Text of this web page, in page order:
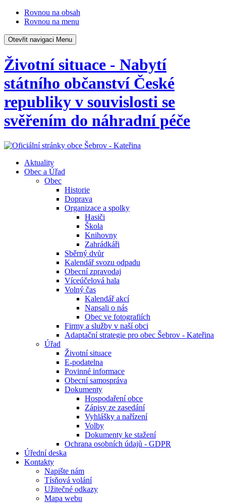
Rovnou na obsah
Rovnou na menu
Otevřit navigaci Menu
Životní situace - Nabytí
státního občanství České
republiky v souvislosti se
svěřením do náhradní péče
Aktuality
Obec a Úřad
Obec
Historie
Doprava
Organizace a spolky
Hasiči
Škola
Knihovny
Zahrádkáři
Sběrný dvůr
Kalendář svozu odpadu
Obecní zpravodaj
Víceúčelová hala
Volný čas
Kalendář akcí
Napsali o nás
Obec ve fotografiích
Firmy a služby v naší obci
Adaptační strategie pro obec Šebrov - Kateřina
Úřad
Životní situace
E-podatelna
Povinné informace
Obecní samospráva
Dokumenty
Hospodaření obce
Zápisy ze zasedání
Vyhlášky a nařízení
Volby
Dokumenty ke stažení
Ochrana osobních údajů - GDPR
Úřední deska
Kontakty
Napište nám
Tísňová volání
Užitečné odkazy
Mapa webu